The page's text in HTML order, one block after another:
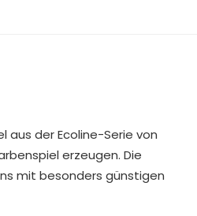
aus der Ecoline-Serie von
erzeugen. Die
mit besonders günstigen